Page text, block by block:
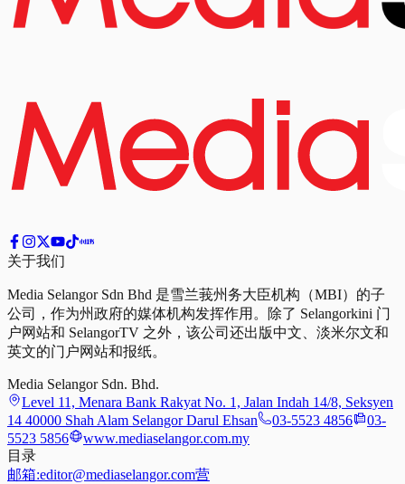
关于我们
Media Selangor Sdn Bhd 是雪兰莪州务大臣机构（MBI）的子
公司，作为州政府的媒体机构发挥作用。除了 Selangorkini 门
户网站和 SelangorTV 之外，该公司还出版中文、淡米尔文和
英文的门户网站和报纸。
Media Selangor Sdn. Bhd.
Level 11, Menara Bank Rakyat No. 1, Jalan Indah 14/8, Seksyen
14 40000 Shah Alam Selangor Darul Ehsan
03-5523 4856
03-
5523 5856
www.mediaselangor.com.my
目录
邮箱:editor@mediaselangor.com营